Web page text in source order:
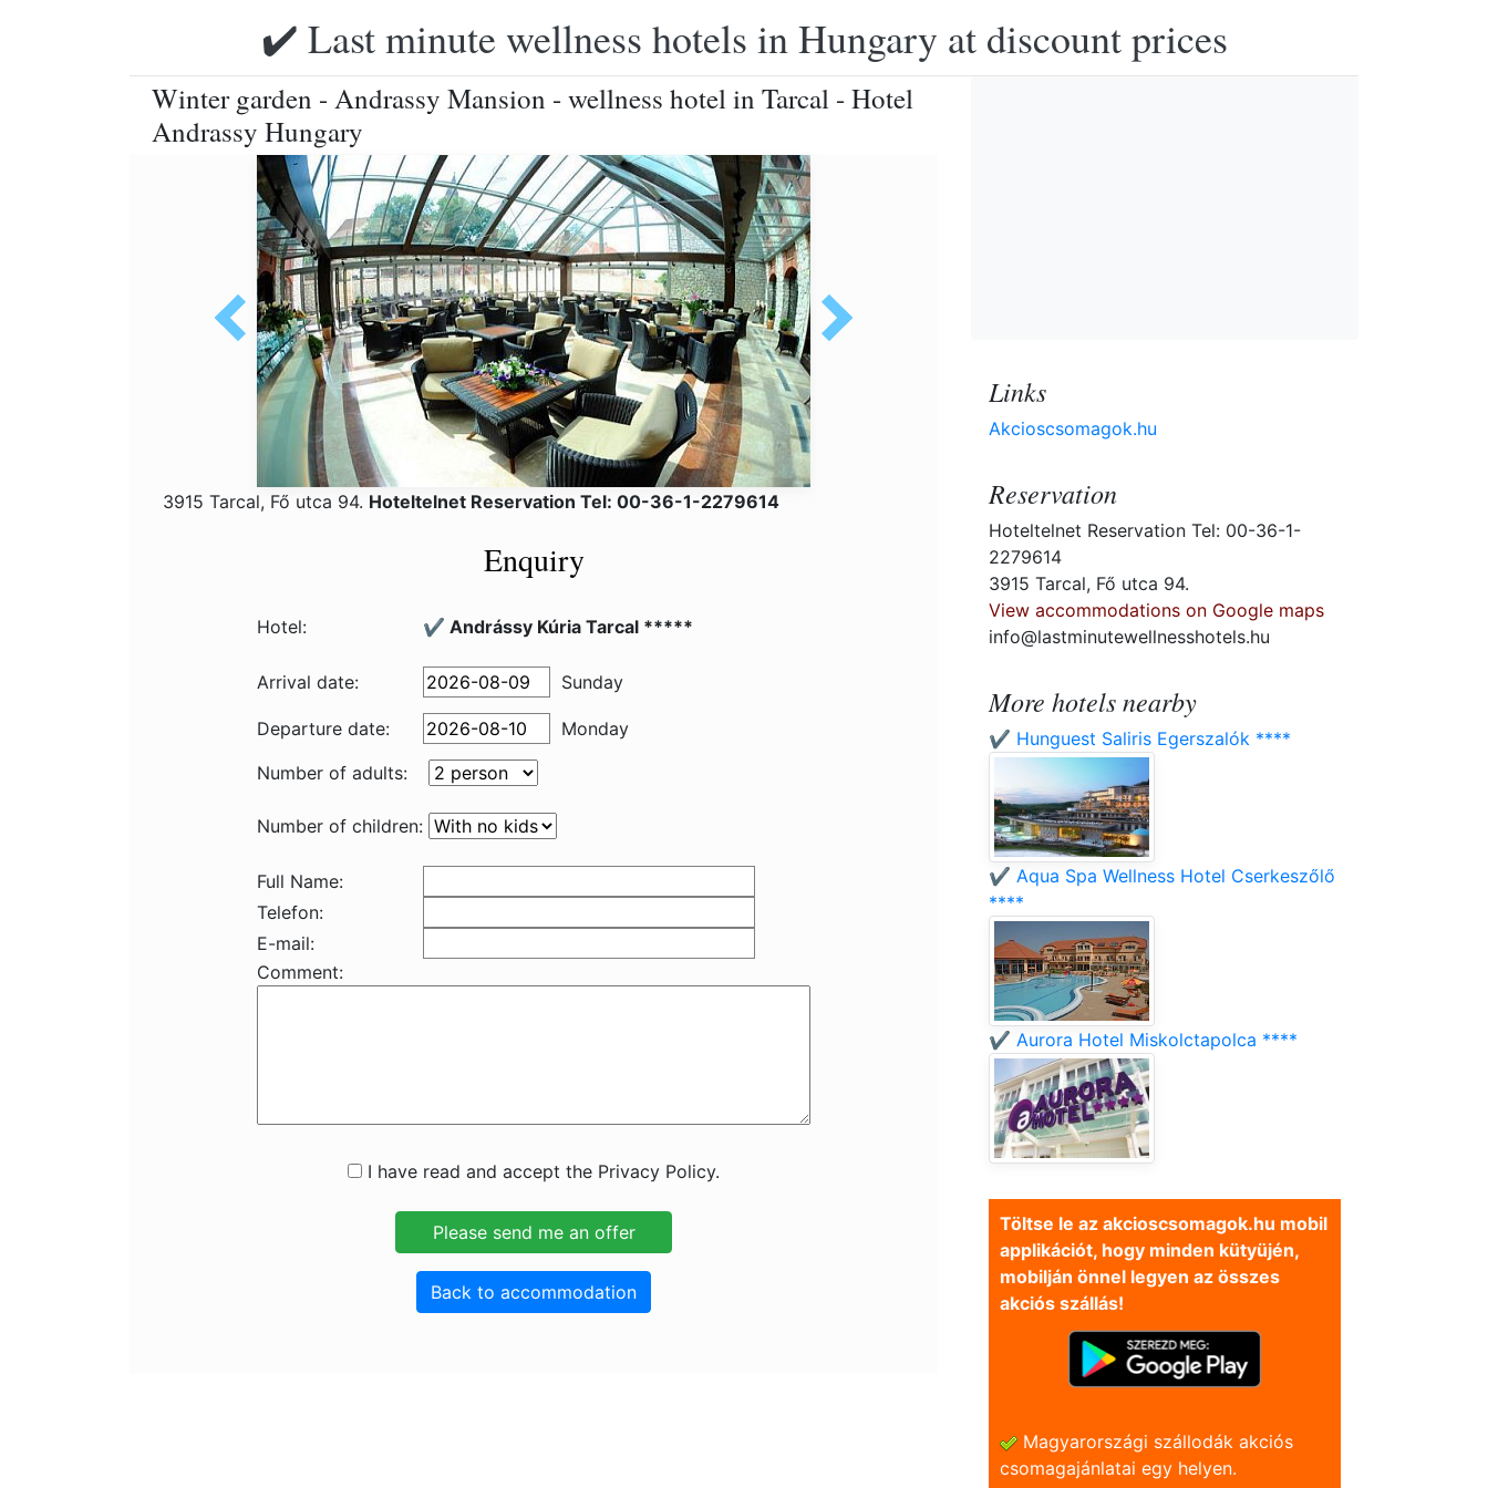
✔️ Last minute wellness hotels in Hungary at discount prices
Winter garden - Andrassy Mansion - wellness hotel in Tarcal - Hotel
Andrassy Hungary
3915 Tarcal, Fő utca 94. Hoteltelnet Reservation Tel: 00-36-1-2279614
Enquiry
Hotel: ✔️ Andrássy Kúria Tarcal *****
Arrival date: Sunday
Departure date:
Monday
Number of adults:
Number of children:
Full Name:
Telefon:
E-mail:
Comment:
I have read and accept the Privacy Policy.
Back to accommodation
Links
Akcioscsomagok.hu
Reservation
Hoteltelnet Reservation Tel: 00-36-1-
2279614
3915 Tarcal, Fő utca 94.
View accommodations on Google maps
info@lastminutewellnesshotels.hu
More hotels nearby
✔️ Hunguest Saliris Egerszalók ****
✔️ Aqua Spa Wellness Hotel Cserkeszőlő
****
✔️ Aurora Hotel Miskolctapolca ****
Töltse le az akcioscsomagok.hu mobil
applikációt, hogy minden kütyüjén,
mobilján önnel legyen az összes
akciós szállás!
Magyarországi szállodák akciós
csomagajánlatai egy helyen.